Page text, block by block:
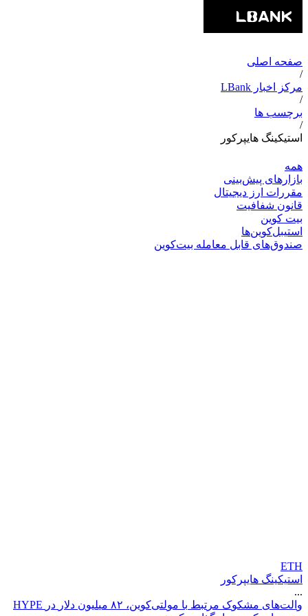
صفحه اصلی
/
مرکز اخبار LBank
/
برچسب ها
/
استیکینگ هایپرکور
همه
بازارهای پیش‌بینی
مقررات ارز دیجیتال
قانون شفافیت
بیت کوین
استیبل‌کوین‌ها
صندوق‌های قابل معامله بیت‌کوین
ETH
استیکینگ هایپرکور
...
و لتهای مشکوک مر تبط با مولتیکوین، ۸۲ میلیون دلر در HYPE